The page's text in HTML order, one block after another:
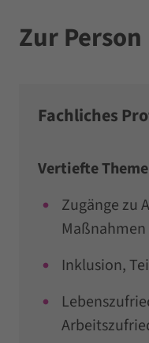
Zur Person
Fachliches
Vertiefte
Zugänge zu
Maßnahmen
Inklusion,